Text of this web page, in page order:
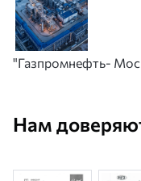
"Газпромнефть-
Нам